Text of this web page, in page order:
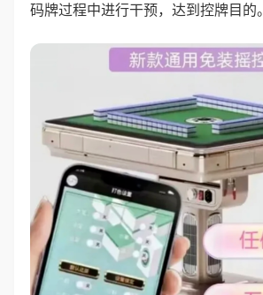
码牌过程中进行干预，达到控牌目的。